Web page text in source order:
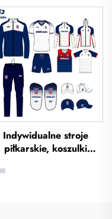
drużyny piłkarskiej,
koszulki piłkarskie,
uniform piłkarski,
koszulka piłkarska,
odzież piłkarska,
koszulka piłkarska
Indywidualne stroje
piłkarskie, koszulki
dla Tajlandii,